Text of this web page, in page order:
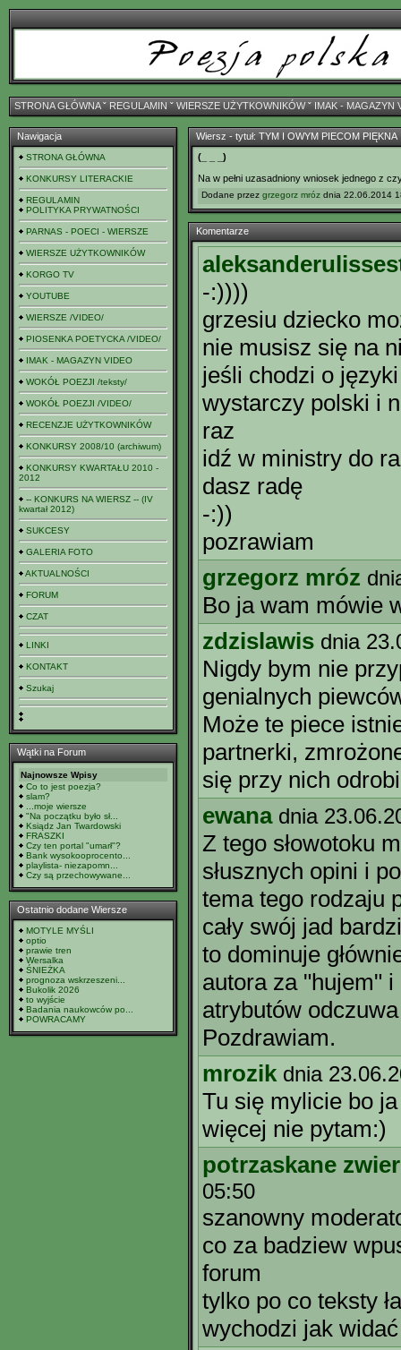
STRONA GŁÓWNAˇ REGULAMIN ˇ WIERSZE UŻYTKOWNIKÓWˇ IMAK - MAGAZYN
Nawigacja
STRONA GŁÓWNA
KONKURSY LITERACKIE
REGULAMIN
POLITYKA PRYWATNOŚCI
PARNAS - POECI - WIERSZE
WIERSZE UŻYTKOWNIKÓW
KORGO TV
YOUTUBE
WIERSZE /VIDEO/
PIOSENKA POETYCKA /VIDEO/
IMAK - MAGAZYN VIDEO
WOKÓŁ POEZJI /teksty/
WOKÓŁ POEZJI /VIDEO/
RECENZJE UŻYTKOWNIKÓW
KONKURSY 2008/10 (archiwum)
KONKURSY KWARTAŁU 2010 -
2012
-- KONKURS NA WIERSZ -- (IV
kwartał 2012)
SUKCESY
GALERIA FOTO
AKTUALNOŚCI
FORUM
CZAT
LINKI
KONTAKT
Szukaj
Wątki na Forum
Najnowsze Wpisy
Co to jest poezja?
slam?
...moje wiersze
"Na początku było sł...
Ksiądz Jan Twardowski
FRASZKI
Czy ten portal "umarł"?
Bank wysokooprocento...
playlista- niezapomn...
Czy są przechowywane...
Ostatnio dodane Wiersze
MOTYLE MYŚLI
optio
prawie tren
Wersalka
ŚNIEŻKA
prognoza wskrzeszeni...
Bukolik 2026
to wyjście
Badania naukowców po...
POWRACAMY
Wiersz - tytuł: TYM I OWYM PIECOM PIĘKNA
(_ _ _)
Na w pełni uzasadniony wniosek jednego z
Dodane przez grzegorz mróz dnia 22.06.2014
Komentarze
-:))))
grzesiu dziecko
nie musisz się na
jeśli chodzi o języki
wystarczy polski i
raz
idź w ministry do
dasz radę
-:))
pozrawiam
grzegorz mróz
Bo ja wam mówie
zdzislawis dnia
Nigdy bym nie
genialnych
Może te piece
partnerki,
się przy nich
ewana dnia
Z tego słowotoku
słusznych opini i
tema tego rodzaju
cały swój jad
to dominuje
autora za "hujem"
atrybutów
Pozdrawiam.
mrozik dnia
Tu się mylicie bo
więcej nie pytam:)
potrzaskane
05:50
szanowny
co za badziew
forum
tylko po co teksty
wychodzi jak